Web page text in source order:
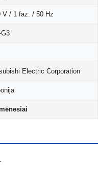
V / 1 faz. / 50 Hz
G3
Electric Corporation